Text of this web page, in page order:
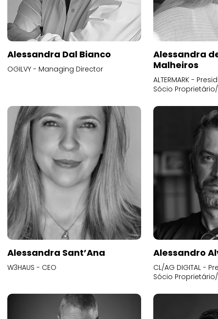
Alessandra Dal Bianco
OGILVY - Managing Director
Alessandra
Malheiros
ALTERMARK -
Sócio
Alessandra Sant’Ana
W3HAUS - CEO
Alessandro
CL/AG DIGITAL -
Sócio